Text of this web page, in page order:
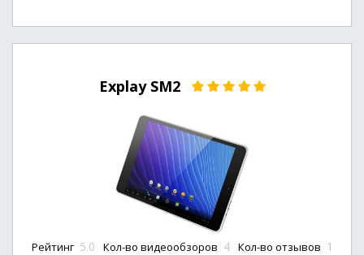
Explay SM2
Рейтинг 5.0 Кол-во отзывов 1
Кол-во видеообзоров 4